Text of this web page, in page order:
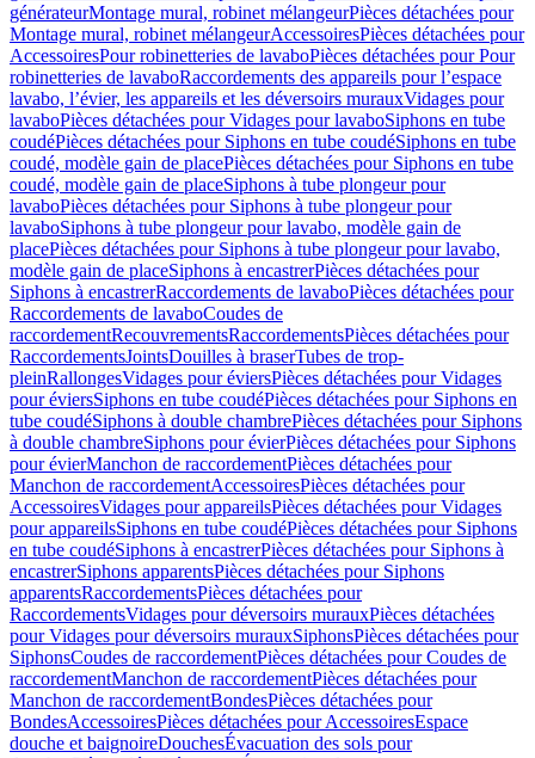
générateurMontage mural, robinet mélangeurPièces détachées pour
Montage mural, robinet mélangeurAccessoiresPièces détachées pour
AccessoiresPour robinetteries de lavaboPièces détachées pour Pour
robinetteries de lavaboRaccordements des appareils pour l’espace
lavabo, l’évier, les appareils et les déversoirs murauxVidages pour
lavaboPièces détachées pour Vidages pour lavaboSiphons en tube
coudéPièces détachées pour Siphons en tube coudéSiphons en tube
coudé, modèle gain de placePièces détachées pour Siphons en tube
coudé, modèle gain de placeSiphons à tube plongeur pour
lavaboPièces détachées pour Siphons à tube plongeur pour
lavaboSiphons à tube plongeur pour lavabo, modèle gain de
placePièces détachées pour Siphons à tube plongeur pour lavabo,
modèle gain de placeSiphons à encastrerPièces détachées pour
Siphons à encastrerRaccordements de lavaboPièces détachées pour
Raccordements de lavaboCoudes de
raccordementRecouvrementsRaccordementsPièces détachées pour
RaccordementsJointsDouilles à braserTubes de trop-
pleinRallongesVidages pour éviersPièces détachées pour Vidages
pour éviersSiphons en tube coudéPièces détachées pour Siphons en
tube coudéSiphons à double chambrePièces détachées pour Siphons
à double chambreSiphons pour évierPièces détachées pour Siphons
pour évierManchon de raccordementPièces détachées pour
Manchon de raccordementAccessoiresPièces détachées pour
AccessoiresVidages pour appareilsPièces détachées pour Vidages
pour appareilsSiphons en tube coudéPièces détachées pour Siphons
en tube coudéSiphons à encastrerPièces détachées pour Siphons à
encastrerSiphons apparentsPièces détachées pour Siphons
apparentsRaccordementsPièces détachées pour
RaccordementsVidages pour déversoirs murauxPièces détachées
pour Vidages pour déversoirs murauxSiphonsPièces détachées pour
SiphonsCoudes de raccordementPièces détachées pour Coudes de
raccordementManchon de raccordementPièces détachées pour
Manchon de raccordementBondesPièces détachées pour
BondesAccessoiresPièces détachées pour AccessoiresEspace
douche et baignoireDouchesÉvacuation des sols pour